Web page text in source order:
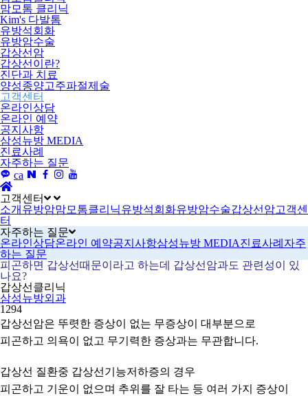
맘모톰 클리닉
Kim's 다발톰
유방석회화
유방암수술
갑상선암
갑상선이란?
진단과 치료
양성종양고주파절제술
고객센터
온라인상담
온라인 예약
공지사항
삼성뉴방 MEDIA
진료사례
자주하는 질문
ca
고객센터
소개 유방암맘모톰클리닉유방석회화유방암수술갑상선암고객센
터
자주하는 질문
온라인상담온라인 예약공지사항삼성뉴방 MEDIA진료사례 자주
하는 질문
피곤하면 갑상선때문이라고 하는데 갑상선암과도 관련성이 있
나요?
갑상선클리닉
삼성뉴방외과
1294
갑상선암은 뚜렷한 증상이 없는 무증상이 대부분으로
피곤하고 의욕이 없고 무기력한 증상과는 무관합니다.
갑상선 질환중 갑상선기능저하증의 경우
피곤하고 기운이 없으며 추위를 잘 타는 등 여러 가지 증상이